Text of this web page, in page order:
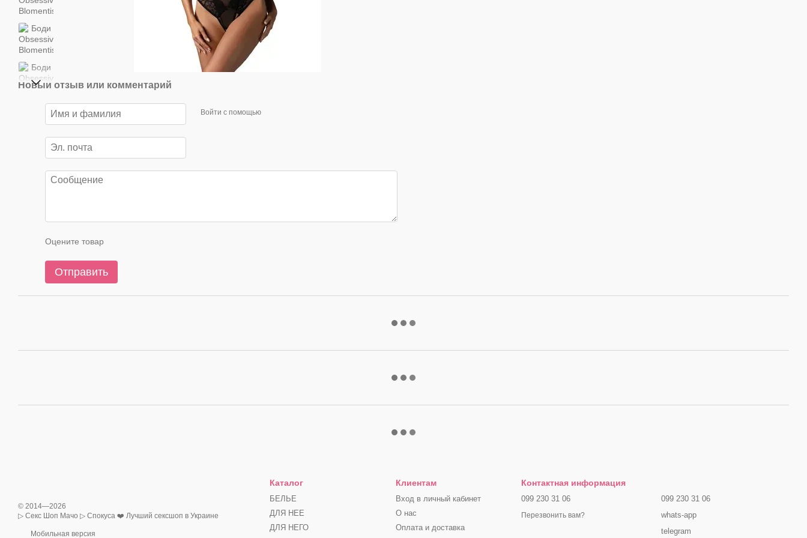
Новый отзыв или комментарий
Войти с помощью
Оцените товар
Отправить
© 2014—2026
▷ Секс Шоп Мачо ▷ Спокуса ❤️ Лучший сексшоп в Украине
Мобильная версия
Каталог
БЕЛЬЕ
ДЛЯ НЕЕ
ДЛЯ НЕГО
Клиентам
Вход в личный кабинет
О нас
Оплата и доставка
Контактная информация
099 230 31 06
Перезвонить вам?
099 230 31 06
whats-app
telegram